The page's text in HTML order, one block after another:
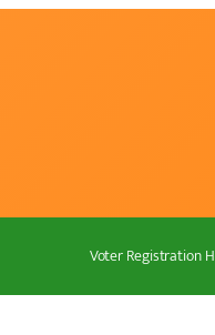
Voter Registration